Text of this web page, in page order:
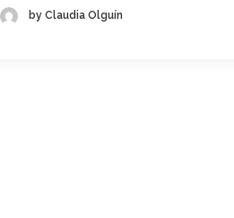
by Claudia Olguín